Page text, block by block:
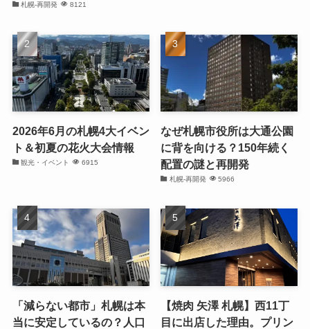
札幌-再開発 8121
2026年6月の札幌4大イベン
ト＆初夏の花火大会情報
観光・イベント 6915
なぜ札幌市役所は大通公園
に背を向ける？150年続く
配置の謎と再開発
札幌-再開発 5966
「減らない都市」札幌は本
当に安定しているの？人口
【焼肉 矢澤 札幌】西11丁
目に出店した理由。プリン